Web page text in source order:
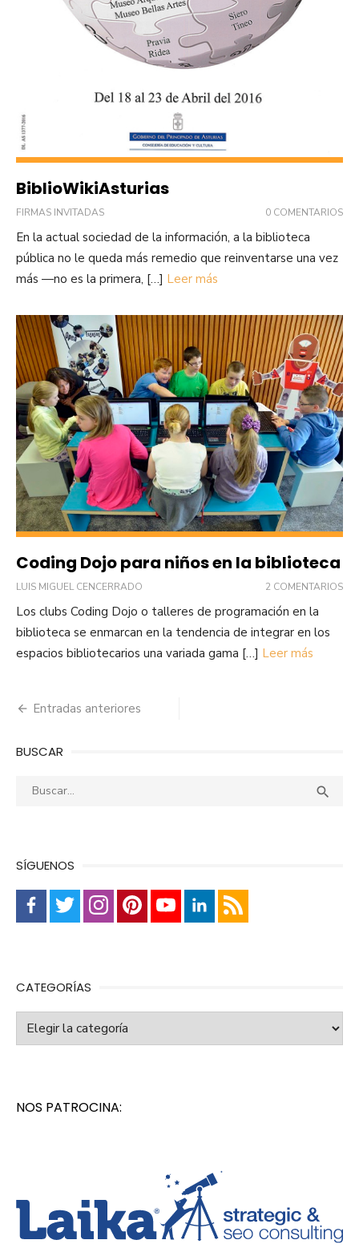
BiblioWikiAsturias
FIRMAS INVITADAS 0 COMENTARIOS
En la actual sociedad de la información, a la biblioteca
pública no le queda más remedio que reinventarse una vez
más —no es la primera, […] Leer más
Coding Dojo para niños en la biblioteca
LUIS MIGUEL CENCERRADO 2 COMENTARIOS
Los clubs Coding Dojo o talleres de programación en la
biblioteca se enmarcan en la tendencia de integrar en los
espacios bibliotecarios una variada gama […] Leer más
Navegación
entradas
Entradas anteriores
BUSCAR
Buscar: 
SÍGUENOS
CATEGORÍAS
NOS PATROCINA: